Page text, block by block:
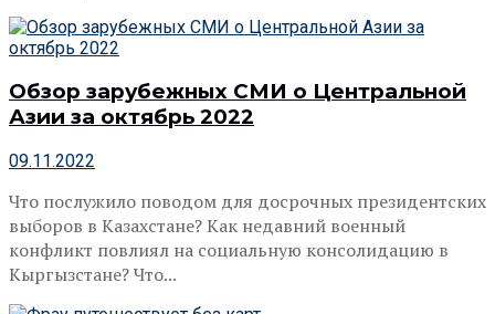
Обзор зарубежных СМИ о Центральной
Азии за октябрь 2022
09.11.2022
Что послужило поводом для досрочных президентских
выборов в Казахстане? Как недавний военный
конфликт повлиял на социальную консолидацию в
Кыргызстане? Что...